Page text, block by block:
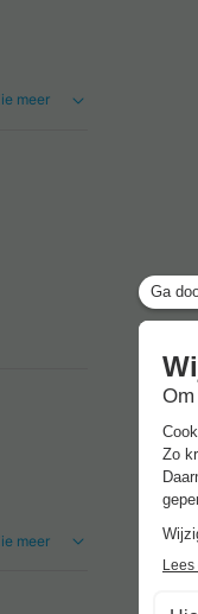
meer
meer